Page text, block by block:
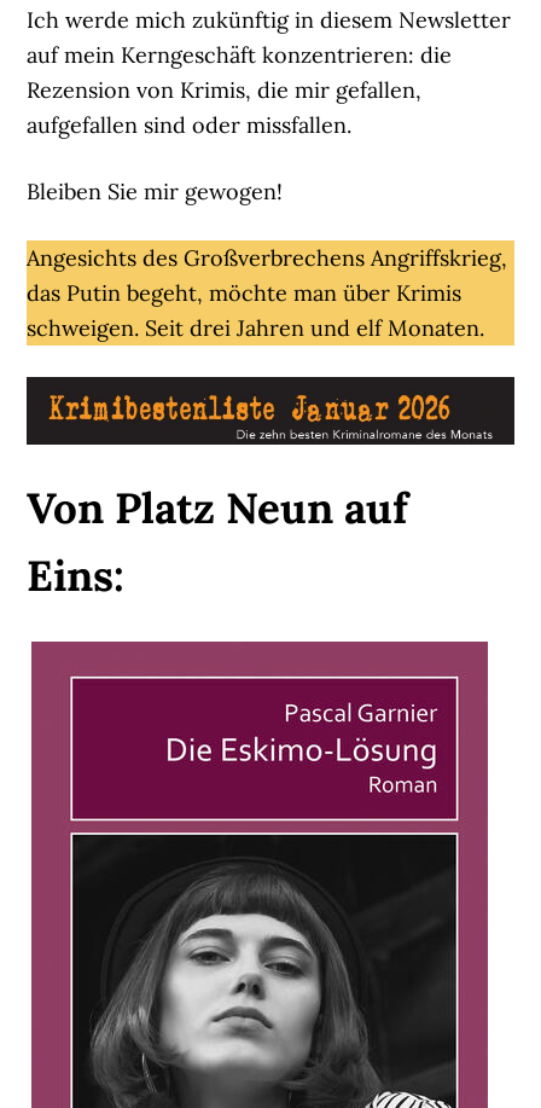
Ich werde mich zukünftig in diesem Newsletter
auf mein Kerngeschäft konzentrieren: die
Rezension von Krimis, die mir gefallen,
aufgefallen sind oder missfallen.
Bleiben Sie mir gewogen!
Angesichts des Großverbrechens Angriffskrieg,
das Putin begeht, möchte man über Krimis
schweigen. Seit drei Jahren und elf Monaten.
Von Platz Neun auf
Eins: